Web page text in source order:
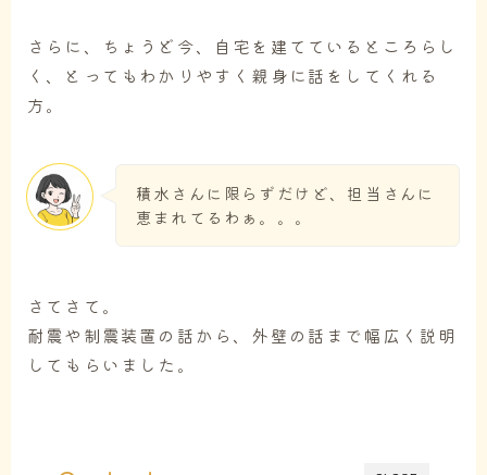
さらに、ちょうど今、自宅を建てているところらし
く、とってもわかりやすく親身に話をしてくれる
方。
積水さんに限らずだけど、担当さんに
恵まれてるわぁ。。。
さてさて。
耐震や制震装置の話から、外壁の話まで幅広く説明
してもらいました。